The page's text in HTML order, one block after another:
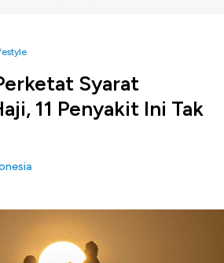
Syarat
11 Penyakit Ini Tak